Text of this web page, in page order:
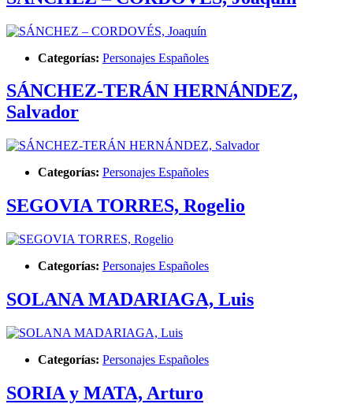
Categorías: Personajes Españoles
SÁNCHEZ-TERÁN HERNÁNDEZ,
Salvador
Categorías: Personajes Españoles
SEGOVIA TORRES, Rogelio
Categorías: Personajes Españoles
SOLANA MADARIAGA, Luis
Categorías: Personajes Españoles
SORIA y MATA, Arturo